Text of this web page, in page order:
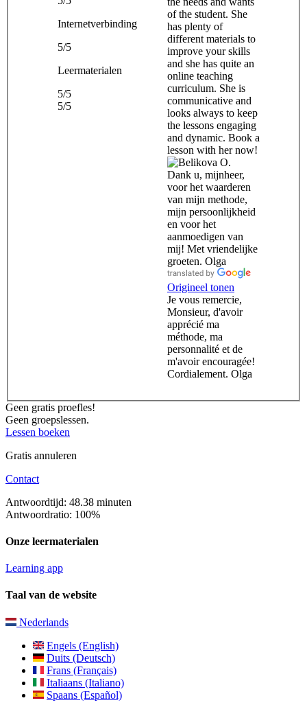
Internetverbinding
5/5
Leermaterialen
5/5
5/5
of the student. She
has plenty of
different materials to
improve your skills
and she has quite an
online teaching
curriculum. She is
communicative and
looks always to keep
the lessons engaging
and dynamic. Book a
lesson with her now!
Dank u, mijnheer,
voor het waarderen
van mijn methode,
mijn persoonlijkheid
en voor het
aanmoedigen van
mij! Met vriendelijke
groeten. Olga
Origineel tonen
Je vous remercie,
Monsieur, d'avoir
apprécié ma
méthode, ma
personnalité et de
m'avoir encouragée!
Cordialement. Olga
Geen gratis proefles!
Geen groepslessen.
Lessen boeken
Gratis annuleren
Contact
Antwoordtijd: 48.38 minuten
Antwoordratio: 100%
Onze leermaterialen
Learning app
Taal van de website
Nederlands
Engels (English)
Duits (Deutsch)
Frans (Français)
Italiaans (Italiano)
Spaans (Español)